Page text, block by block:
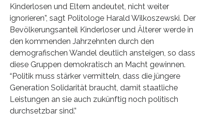
Kinderlosen und Eltern andeutet, nicht weiter
ignorieren”, sagt Politologe Harald Wilkoszewski. Der
Bevölkerungsanteil Kinderloser und Älterer werde in
den kommenden Jahrzehnten durch den
demografischen Wandel deutlich ansteigen, so dass
diese Gruppen demokratisch an Macht gewinnen.
“Politik muss stärker vermitteln, dass die jüngere
Generation Solidarität braucht, damit staatliche
Leistungen an sie auch zukünftig noch politisch
durchsetzbar sind.”